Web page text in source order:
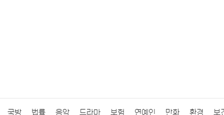
국방 법률 음악 드라마 보험 연예인 만화 환경 보